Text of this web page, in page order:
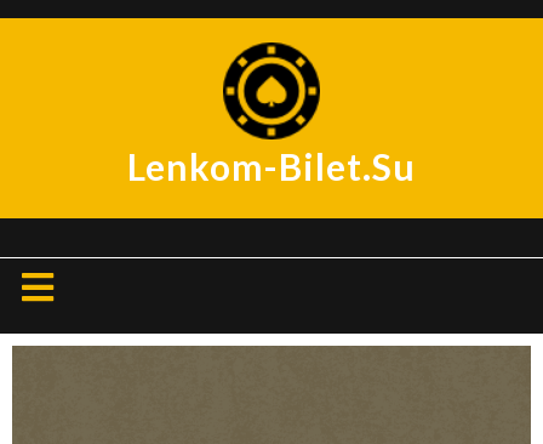
Lenkom-Bilet.su
Кнопка
Открыть